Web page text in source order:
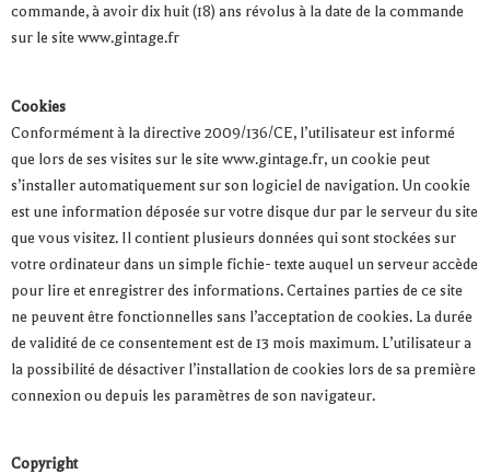
commande, à avoir dix huit (18) ans révolus à la date de la commande
sur le site www.gintage.fr
Cookies
Conformément à la directive 2009/136/CE, l’utilisateur est informé
que lors de ses visites sur le site www.gintage.fr, un cookie peut
s’installer automatiquement sur son logiciel de navigation. Un cookie
est une information déposée sur votre disque dur par le serveur du site
que vous visitez. Il contient plusieurs données qui sont stockées sur
votre ordinateur dans un simple fichie- texte auquel un serveur accède
pour lire et enregistrer des informations. Certaines parties de ce site
ne peuvent être fonctionnelles sans l’acceptation de cookies. La durée
de validité de ce consentement est de 13 mois maximum. L’utilisateur a
la possibilité de désactiver l’installation de cookies lors de sa première
connexion ou depuis les paramètres de son navigateur.
Copyright